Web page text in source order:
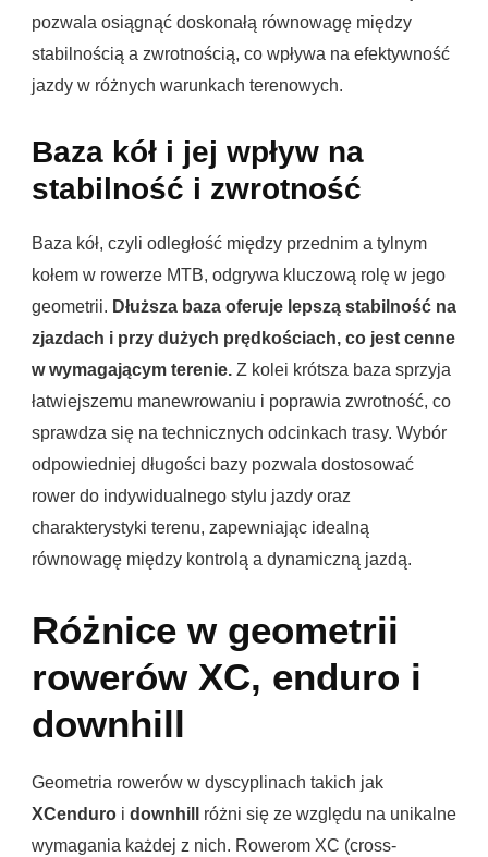
pozwala osiągnąć doskonałą równowagę między
stabilnością a zwrotnością, co wpływa na efektywność
jazdy w różnych warunkach terenowych.
Baza kół i jej wpływ na
stabilność i zwrotność
Baza kół, czyli odległość między przednim a tylnym
kołem w rowerze MTB, odgrywa kluczową rolę w jego
geometrii. Dłuższa baza oferuje lepszą stabilność na
zjazdach i przy dużych prędkościach, co jest cenne
w wymagającym terenie. Z kolei krótsza baza sprzyja
łatwiejszemu manewrowaniu i poprawia zwrotność, co
sprawdza się na technicznych odcinkach trasy. Wybór
odpowiedniej długości bazy pozwala dostosować
rower do indywidualnego stylu jazdy oraz
charakterystyki terenu, zapewniając idealną
równowagę między kontrolą a dynamiczną jazdą.
Różnice w geometrii
rowerów XC, enduro i
downhill
Geometria rowerów w dyscyplinach takich jak
XCenduro i downhill
różni się ze względu na unikalne
wymagania każdej z nich. Rowerom XC (cross-